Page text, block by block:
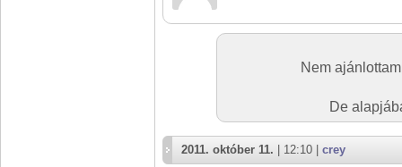
Nem
De
2011. október 11. | 12:10 | crey